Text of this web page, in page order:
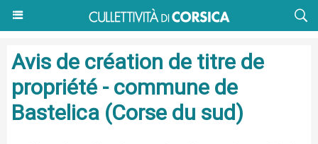
Avis de création de titre de
propriété - commune de
Bastelica (Corse du sud)